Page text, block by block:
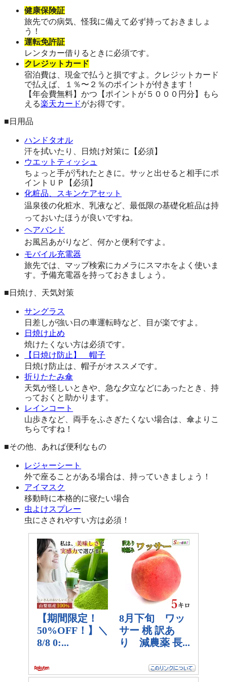
健康保険証
旅先での病気、怪我に備えて必ず持っておきましょ
う！
運転免許証
レンタカー借りるときに必須です。
クレジットカード
宿泊費は、現金で払うと損ですよ。クレジットカード
で払えば、１％〜２％のポイントが付きます！
【年会費無料】かつ【ポイントが５０００円分】もら
える楽天カードがお得です。
■日用品
ハンドタオル
汗を拭いたり、日焼け対策に【必須】
ウエットティッシュ
ちょっと手が汚れたときに。サッと出せると相手にポ
イントＵＰ【必須】
化粧品、スキンケアセット
温泉後の化粧水、乳液など、最低限の基礎化粧品は持
っておいたほうが良いですね。
ヘアバンド
お風呂あがりなど、何かと便利ですよ。
モバイル充電器
旅先では、マップ検索にカメラにスマホをよく使いま
す。予備充電器を持っておきましょう。
■日焼け、天気対策
サングラス
日差しが強い日の車運転時など、目が楽ですよ。
日焼け止め
焼けたくない方は必須です。
【日焼け防止】 帽子
日焼け防止は、帽子がオススメです。
折りたたみ傘
天気が怪しいときや、急な夕立などにあったとき、持
っておくと助かります。
レインコート
山歩きなど、両手をふさぎたくない場合は、傘よりこ
ちらですね！
■その他、あれば便利なもの
レジャーシート
外で座ることがある場合は、持っていきましょう！
アイマスク
移動時に本格的に寝たい場合
虫よけスプレー
虫にさされやすい方は必須！